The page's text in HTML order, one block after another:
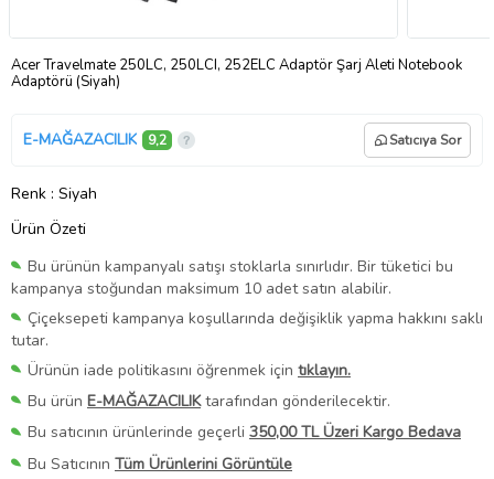
Acer Travelmate 250LC, 250LCI, 252ELC Adaptör Şarj Aleti Notebook
Adaptörü (Siyah)
E-MAĞAZACILIK 9,2 Satıcıya Sor
Renk : Siyah
Ürün Özeti
Bu ürünün kampanyalı satışı stoklarla sınırlıdır. Bir tüketici bu
kampanya stoğundan maksimum 10 adet satın alabilir.
Çiçeksepeti kampanya koşullarında değişiklik yapma hakkını saklı
tutar.
Ürünün iade politikasını öğrenmek için tıklayın.
Bu ürün E-MAĞAZACILIKtarafından gönderilecektir.
Bu satıcının ürünlerinde geçerli 350,00 TL Üzeri Kargo Bedava
Bu Satıcının Tüm Ürünlerini Görüntüle